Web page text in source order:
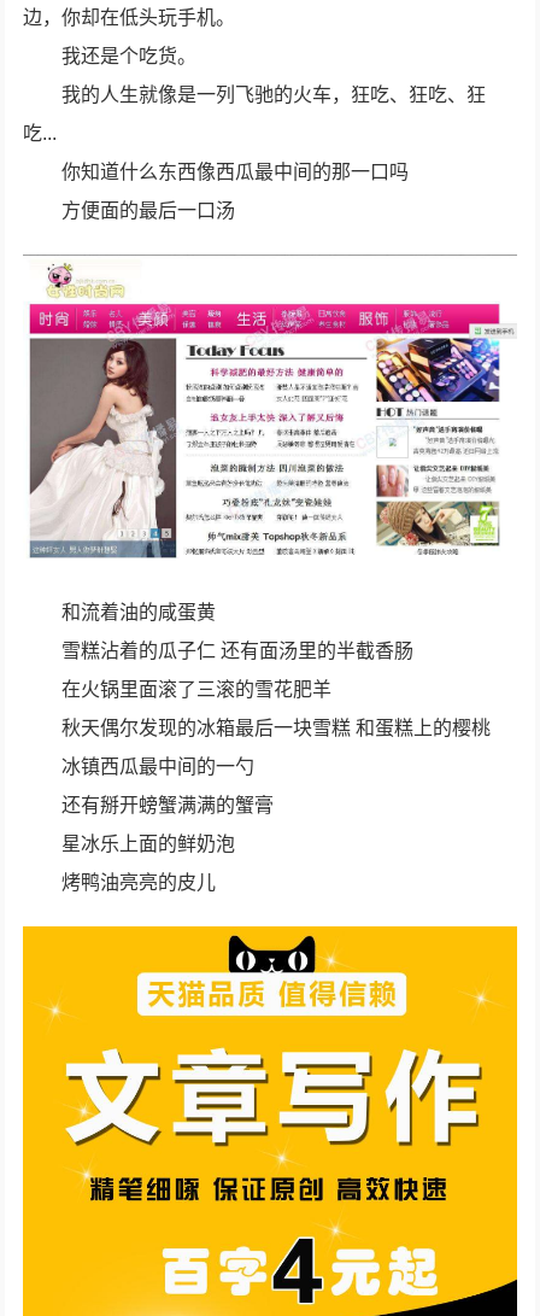
边，你却在低头玩手机。
我还是个吃货。
我的人生就像是一列飞驰的火车，狂吃、狂吃、狂
吃...
你知道什么东西像西瓜最中间的那一口吗
方便面的最后一口汤
和流着油的咸蛋黄
雪糕沾着的瓜子仁 还有面汤里的半截香肠
在火锅里面滚了三滚的雪花肥羊
秋天偶尔发现的冰箱最后一块雪糕 和蛋糕上的樱桃
冰镇西瓜最中间的一勺
还有掰开螃蟹满满的蟹膏
星冰乐上面的鲜奶泡
烤鸭油亮亮的皮儿